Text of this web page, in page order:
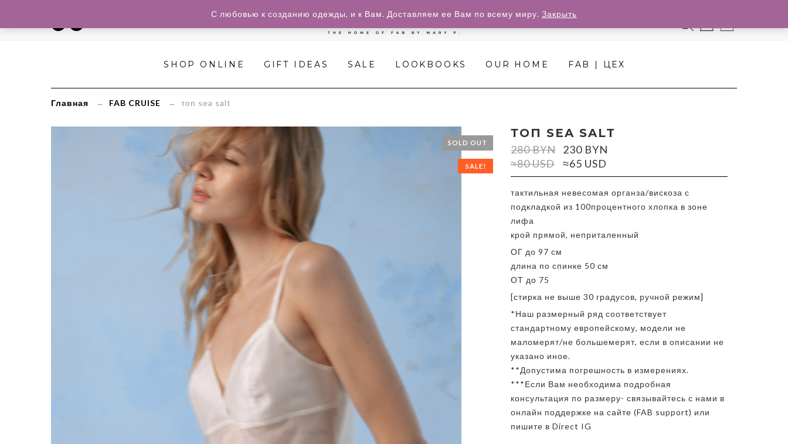
»
sea
salt
SHOP ONLINE GIFT IDEAS SALE LOOKBOOKS OUR HOME FAB | ЦЕХ
Главная → FAB CRUISE → топ sea salt
SOLD OUT
SALE!
ТОП SEA SALT
280BYN
≈80 USD
230 BYN
≈65 USD
тактильная невесомая органза/вискоза с
подкладкой из 100процентного хлопка в зоне
лифа
крой прямой, неприталенный
ОГ до 97 см
длина по спинке 50 см
ОТ до 75
[стирка не выше 30 градусов, ручной режим]
*Наш размерный ряд соответствует
стандартному европейскому, модели не
маломерят/не большемерят, если в описании не
указано иное.
**Допустима погрешность в измерениях.
***Если Вам необходима подробная
консультация по размеру- связывайтесь с нами в
онлайн поддержке на сайте (FAB support) или
пишите в Direct IG
С любовью к созданию одежды, и к Вам. Доставляем ее Вам по всему миру. Закрыть